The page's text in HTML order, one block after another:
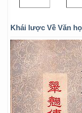
Khái lược Về Văn